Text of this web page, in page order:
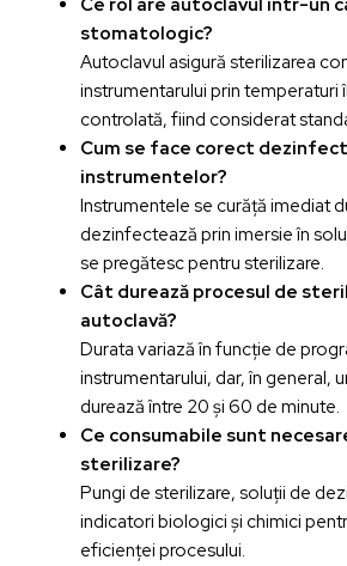
Ce rol are autoclavul într-un
stomatologic?
Autoclavul asigură sterilizarea
instrumentarului prin temperaturi
controlată, fiind considerat
Cum se face corect
instrumentelor?
Instrumentele se curăță imediat
dezinfectează prin imersie în
se pregătesc pentru sterilizare.
Cât durează procesul de
autoclavă?
Durata variază în funcție de
instrumentarului, dar, în general,
durează între 20 și 60 de minute.
Ce consumabile sunt
sterilizare?
Pungi de sterilizare, soluții de
indicatori biologici și chimici
eficienței procesului.